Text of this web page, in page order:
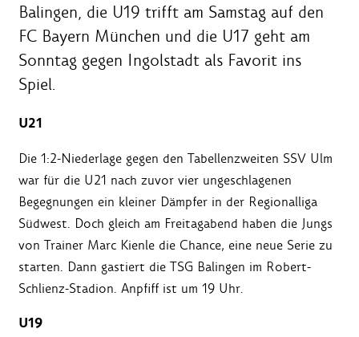
Balingen, die U19 trifft am Samstag auf den
FC Bayern München und die U17 geht am
Sonntag gegen Ingolstadt als Favorit ins
Spiel.
U21
Die 1:2-Niederlage gegen den Tabellenzweiten SSV Ulm
war für die U21 nach zuvor vier ungeschlagenen
Begegnungen ein kleiner Dämpfer in der Regionalliga
Südwest. Doch gleich am Freitagabend haben die Jungs
von Trainer Marc Kienle die Chance, eine neue Serie zu
starten. Dann gastiert die TSG Balingen im Robert-
Schlienz-Stadion. Anpfiff ist um 19 Uhr.
U19